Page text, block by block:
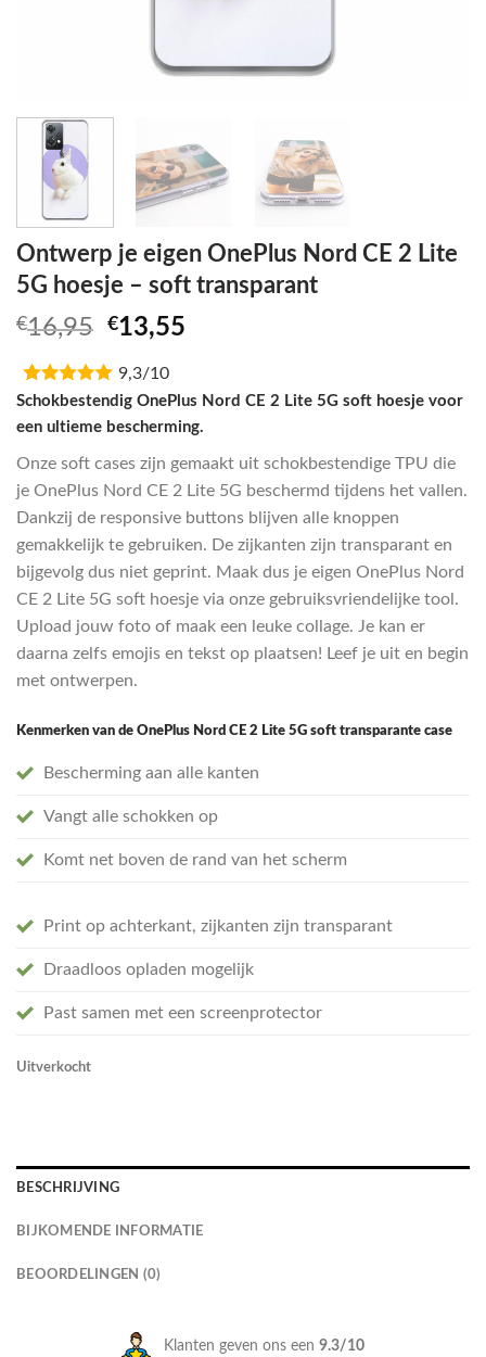
Ontwerp je eigen OnePlus Nord CE 2 Lite
5G hoesje – soft transparant
€16,95 Oorspronkelijke
was:
€16,95.
€13,55
€13,55.
9,3/10
Schokbestendig OnePlus Nord CE 2 Lite 5G soft hoesje voor
een ultieme bescherming.
Onze soft cases zijn gemaakt uit schokbestendige TPU die
je OnePlus Nord CE 2 Lite 5G beschermd tijdens het vallen.
Dankzij de responsive buttons blijven alle knoppen
gemakkelijk te gebruiken. De zijkanten zijn transparant en
bijgevolg dus niet geprint. Maak dus je eigen OnePlus Nord
CE 2 Lite 5G soft hoesje via onze gebruiksvriendelijke tool.
Upload jouw foto of maak een leuke collage. Je kan er
daarna zelfs emojis en tekst op plaatsen! Leef je uit en begin
met ontwerpen.
Kenmerken van de OnePlus Nord CE 2 Lite 5G soft transparante case
Bescherming aan alle kanten
Vangt alle schokken op
Komt net boven de rand van het scherm
Print op achterkant, zijkanten zijn transparant
Draadloos opladen mogelijk
Past samen met een screenprotector
Uitverkocht
BESCHRIJVING
BIJKOMENDE INFORMATIE
BEOORDELINGEN (0)
Klanten geven ons een9.3/10